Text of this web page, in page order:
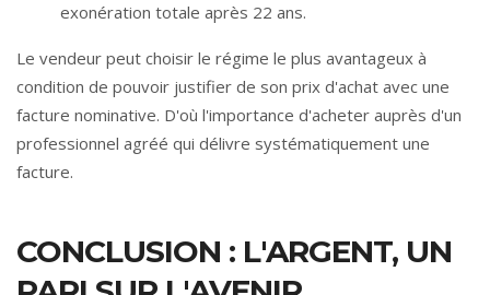
exonération totale après 22 ans.
Le vendeur peut choisir le régime le plus avantageux à
condition de pouvoir justifier de son prix d'achat avec une
facture nominative. D'où l'importance d'acheter auprès d'un
professionnel agréé qui délivre systématiquement une
facture.
CONCLUSION : L'ARGENT, UN